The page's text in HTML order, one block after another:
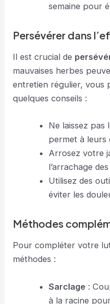
semaine pour
Persévérer dans
Il est crucial de
mauvaises herbes
entretien régulier, vous
quelques conseils :
Ne laissez pas
permet à leurs
Arrosez votre
l’arrachage
Utilisez des
éviter les
Méthodes
Pour compléter votre
méthodes :
Sarclage :
à la racine